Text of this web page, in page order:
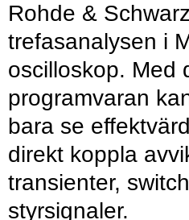
Rohde &
trefasanalysen i
oscilloskop. Med
programvaran
bara se
direkt koppla
transienter,
styrsignaler.